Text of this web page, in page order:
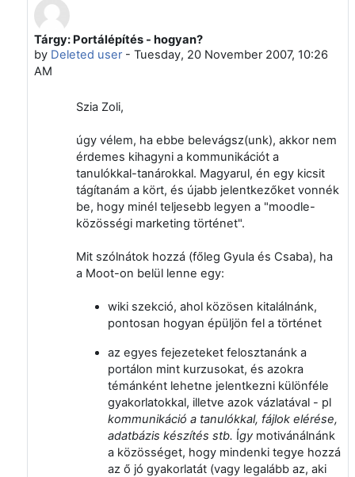
In reply to Zoltán Niethammer
Tárgy: Portálépítés - hogyan?
by Deleted user- Tuesday, 20 November 2007, 10:26
AM
Szia Zoli,
úgy vélem, ha ebbe belevágsz(unk), akkor nem
érdemes kihagyni a kommunikációt a
tanulókkal-tanárokkal. Magyarul, én egy kicsit
tágítanám a kört, és újabb jelentkezőket vonnék
be, hogy minél teljesebb legyen a "moodle-
közösségi marketing történet".
Mit szólnátok hozzá (főleg Gyula és Csaba), ha
a Moot-on belül lenne egy:
wiki szekció, ahol közösen kitalálnánk,
pontosan hogyan épüljön fel a történet
az egyes fejezeteket felosztanánk a
portálon mint kurzusokat, és azokra
témánként lehetne jelentkezni különféle
gyakorlatokkal, illetve azok vázlatával - pl
kommunikáció a tanulókkal, fájlok elérése,
adatbázis készítés stb. Így motivánálnánk
a közösséget, hogy mindenki tegye hozzá
az ő jó gyakorlatát (vagy legalább az, aki